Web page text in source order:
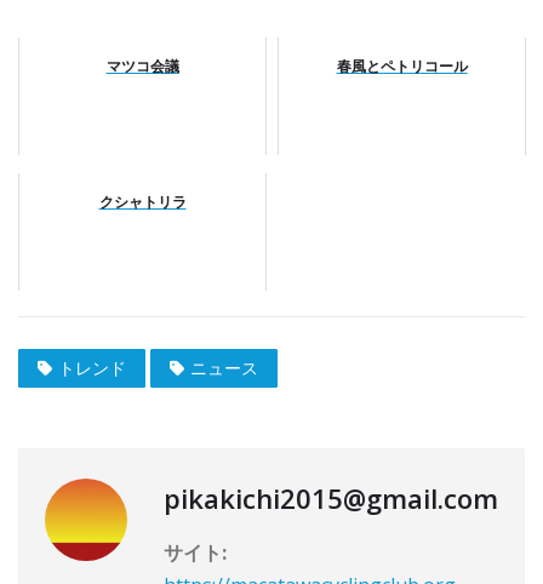
マツコ会議 春風とペトリコール
クシャトリラ
トレンド ニュース
pikakichi2015@gmail.com
サイト: